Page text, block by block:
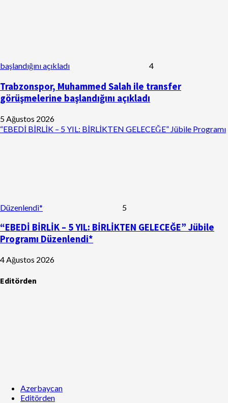
başlandığını açıkladı 4
Trabzonspor, Muhammed Salah ile transfer
görüşmelerine başlandığını açıkladı
5 Ağustos 2026
“EBEDİ BİRLİK – 5 YIL: BİRLİKTEN GELECEĞE” Jübile Programı
Düzenlendi* 5
“EBEDİ BİRLİK – 5 YIL: BİRLİKTEN GELECEĞE” Jübile
Programı Düzenlendi*
4 Ağustos 2026
Editörden
Azerbaycan
Editörden